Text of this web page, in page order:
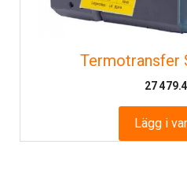
Termotransfer
27
Lägg i